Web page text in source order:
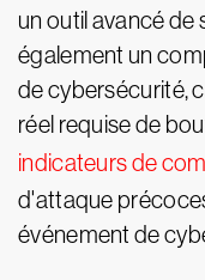
un outil avancé de
également un
de cybersécurité,
réel requise de
indicateurs de
d'attaque
événement de